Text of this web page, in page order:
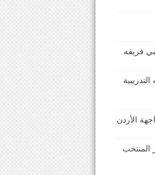
فريقه
الأردن
المنتخب